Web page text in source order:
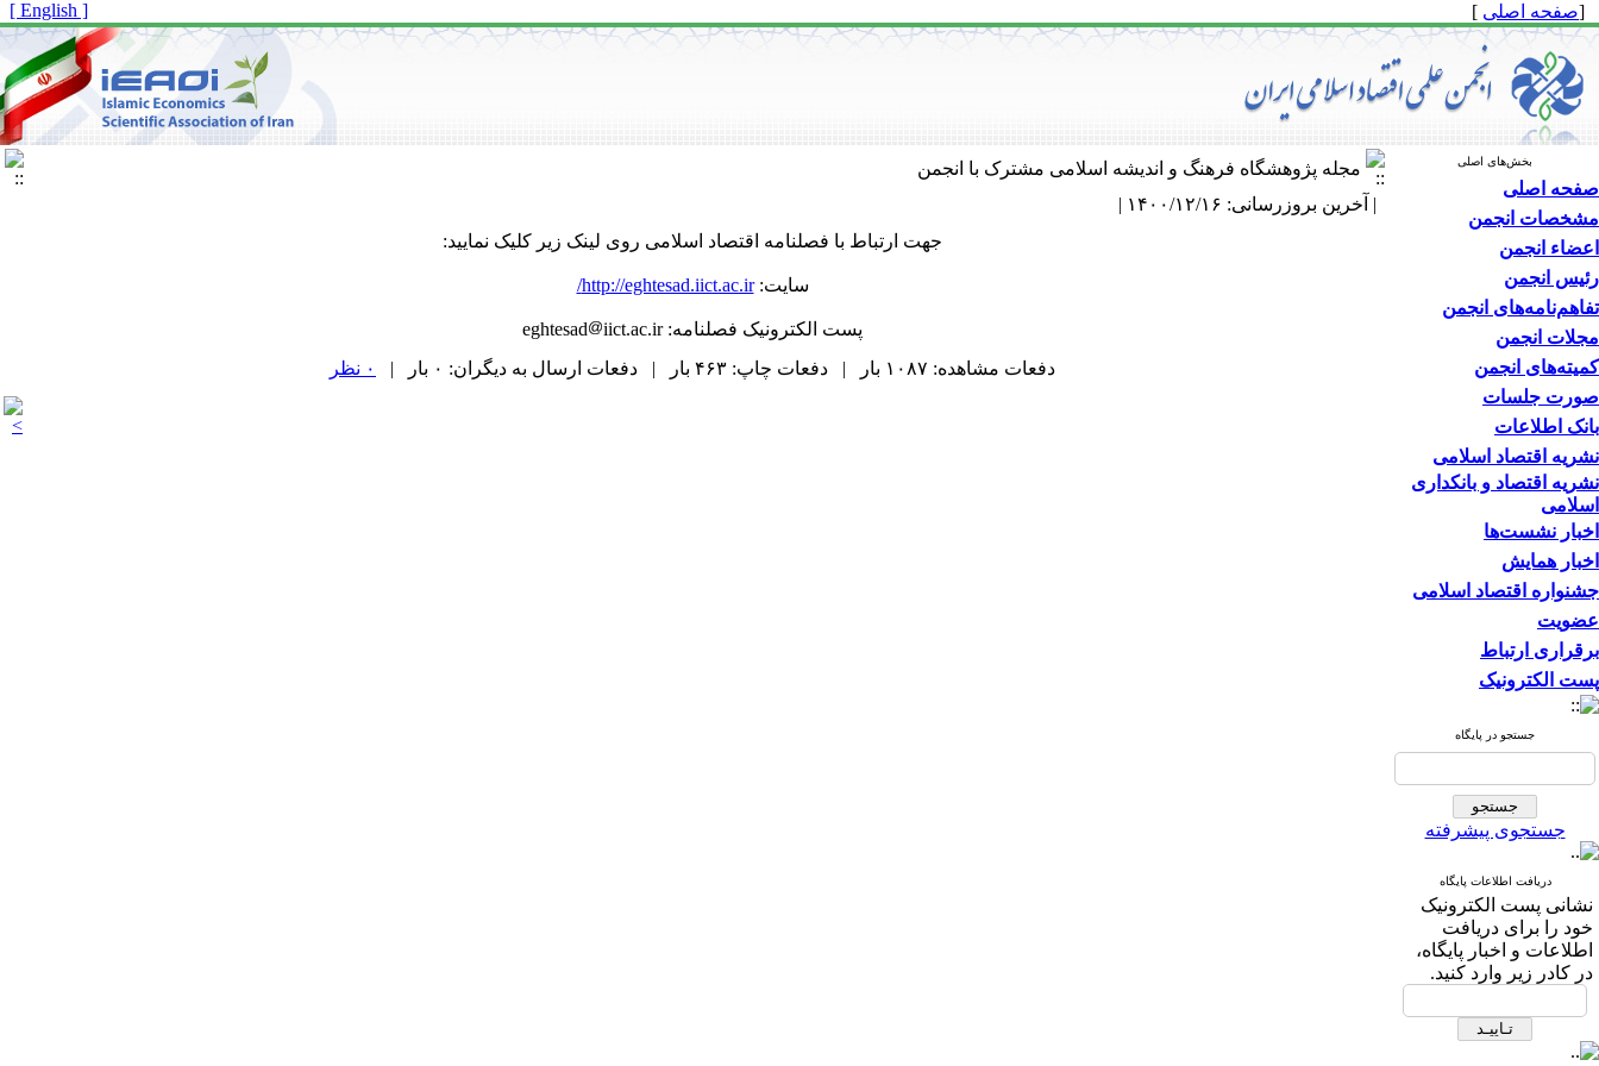
[صفحه اصلی ]
[ English ]
بخش‌های اصلی
صفحه اصلی
مشخصات انجمن
اعضاء انجمن
رئیس انجمن
تفاهم‌نامه‌های انجمن
مجلات انجمن
کمیته‌های انجمن
صورت جلسات
بانک اطلاعات
نشریه اقتصاد اسلامی
نشریه اقتصاد و بانکداری
اسلامی
اخبار نشست‌ها
اخبار همایش
جشنواره اقتصاد اسلامی
عضویت
برقراری ارتباط
پست الکترونیک
جستجو در پایگاه
جستجوی پیشرفته
دریافت اطلاعات پایگاه
نشانی پست الکترونیک
خود را برای دریافت
اطلاعات و اخبار پایگاه،
در کادر زیر وارد کنید.
مجله پژوهشگاه فرهنگ و اندیشه اسلامی مشترک با انجمن
| آخرین بروزرسانی: ۱۴۰۰/۱۲/۱۶ |
جهت ارتباط با فصلنامه اقتصاد اسلامی روی لینک زیر کلیک نمایید:
سایت:http://eghtesad.iict.ac.ir/
پست الکترونیک فصلنامه: eghtesadiict.ac.ir
دفعات مشاهده: ۱۰۸۷ بار | دفعات چاپ: ۴۶۳ بار | دفعات ارسال به دیگران: ۰ بار |
۰ نظر